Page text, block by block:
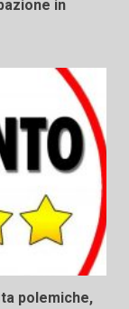
in
polemiche,